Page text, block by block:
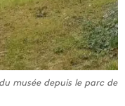
musée depuis le parc de